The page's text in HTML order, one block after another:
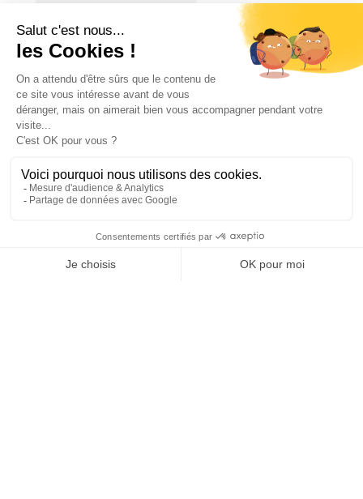
avons besoin de
nourriture pour les repas
des pompiers hébergés à
Talence. N’hésitez pas à
donner : 🍽️ Denrées...
25 juillet 2026 19 h 27 min
25 13 1
SHOW MORE